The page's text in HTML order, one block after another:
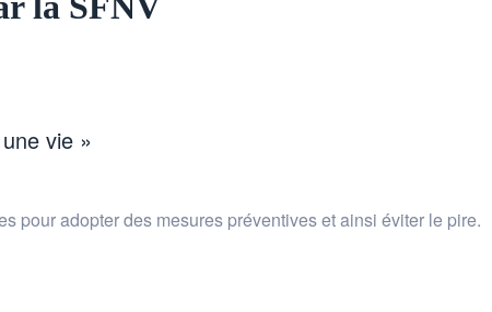
vie »
pour adopter des mesures préventives et ainsi éviter le pire.